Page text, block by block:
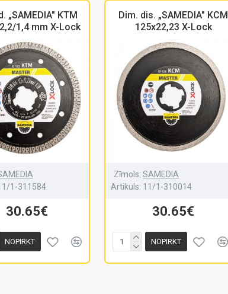
„SAMEDIA" KTM
1,4 mm X-Lock
1-311584
30.65€
NOPIRKT
Dim. dis. „SAMEDIA" KCM
125x22,23 X-Lock
Zīmols: SAMEDIA
Artikuls: 11/1-310014
30.65€
NOPIRKT